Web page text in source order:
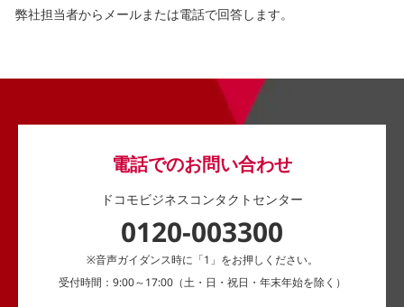
弊社担当者からメールまたは電話で回答します。
電話でのお問い合わせ
ドコモビジネスコンタクトセンター
0120-003300
※音声ガイダンス時に「1」をお押しください。
受付時間：9:00～17:00（土・日・祝日・年末年始を除く）